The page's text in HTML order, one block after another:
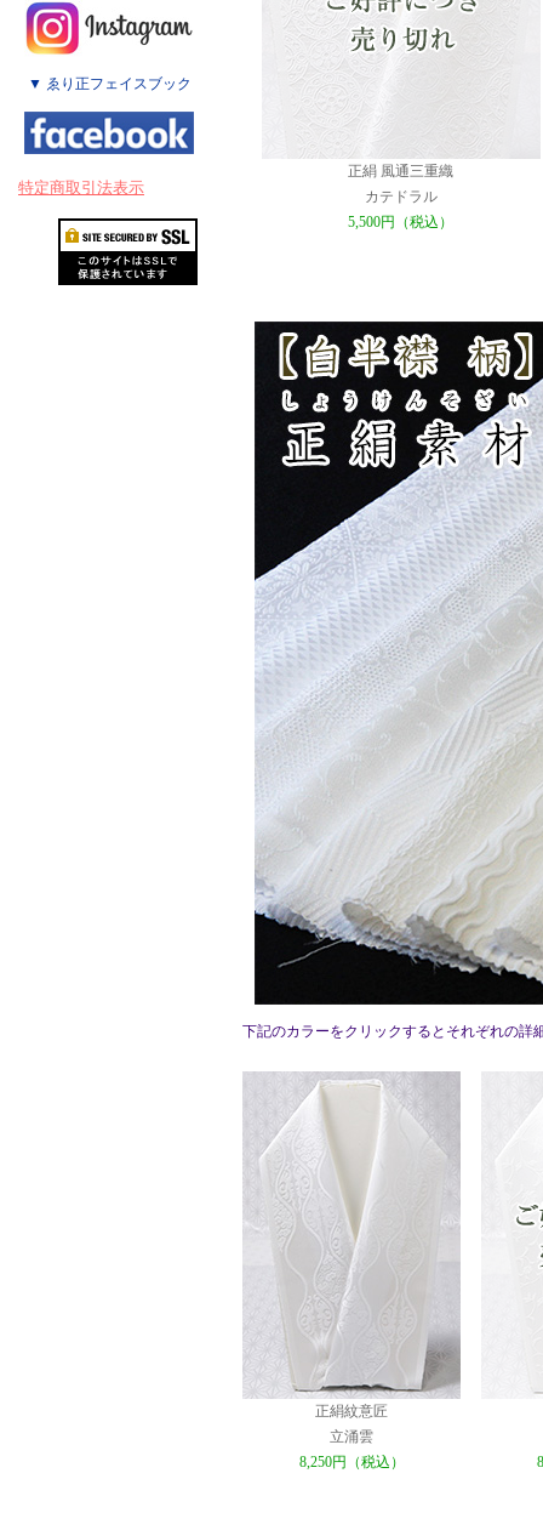
▼ ゑり正フェイスブック
特定商取引法表示
正絹 風通三重織
カテドラル
5,500円（税込）
下記のカラーをクリックするとそれぞれの詳
正絹紋意匠
立涌雲
8,250円（税込）